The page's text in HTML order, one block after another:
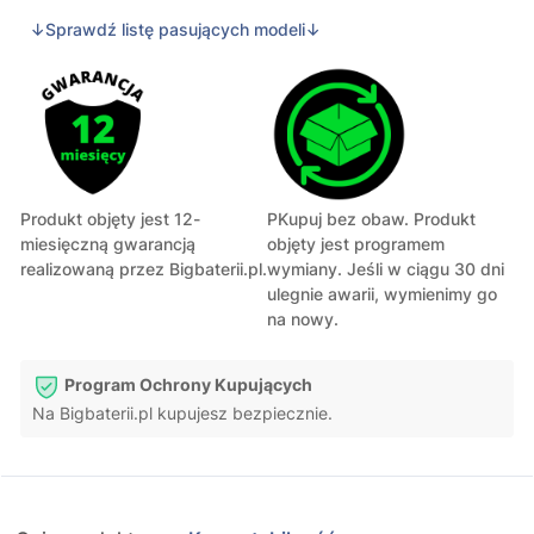
↓Sprawdź listę pasujących modeli↓
Produkt objęty jest 12-
miesięczną gwarancją
realizowaną przez Bigbaterii.pl.
PKupuj bez obaw. Produkt
objęty jest programem
wymiany. Jeśli w ciągu 30 dni
ulegnie awarii, wymienimy go
na nowy.
Program Ochrony Kupujących
Na Bigbaterii.pl kupujesz bezpiecznie.